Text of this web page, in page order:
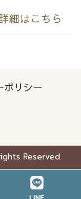
細はこちら
ポリシー
Reserved.